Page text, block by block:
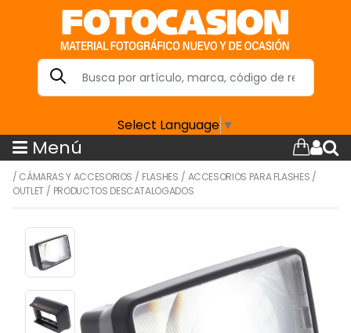
Select Language ▼
Menú
/ CÁMARAS Y ACCESORIOS / FLASHES / ACCESORIOS PARA FLASHES /
OUTLET/ PRODUCTOS DESCATALOGADOS